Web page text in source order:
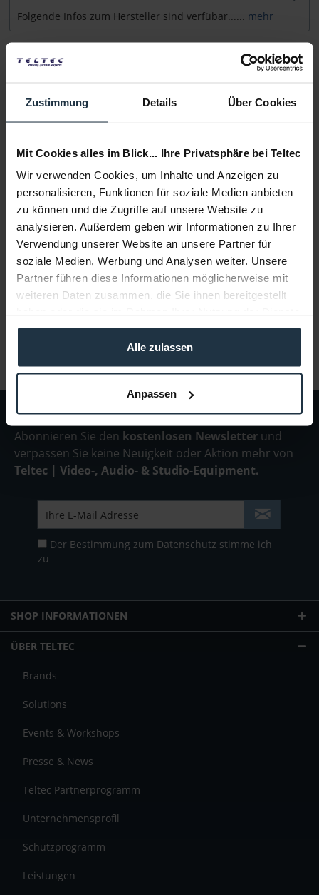
Zustimmung Details Über Cookies
Mit Cookies alles im Blick... Ihre Privatsphäre bei Teltec
Wir verwenden Cookies, um Inhalte und Anzeigen zu
personalisieren, Funktionen für soziale Medien anbieten
zu können und die Zugriffe auf unsere Website zu
analysieren. Außerdem geben wir Informationen zu Ihrer
Verwendung unserer Website an unsere Partner für
soziale Medien, Werbung und Analysen weiter. Unsere
Partner führen diese Informationen möglicherweise mit
weiteren Daten zusammen, die Sie ihnen bereitgestellt
gesammelt haben.
Alle zulassen
Anpassen
Folgende Infos zum Hersteller sind verfübar...... mehr
Weitere Artikel von Manfrotto ansehen
Manfrotto 077B
Autopole Klemmbereich: 1,0 bis 1,7 m, schwarz
Artikelnummer: 12289045
-34% € 100,00
Brutto: € 119,00
Abonnieren Sie den kostenlosen Newsletter und
verpassen Sie keine Neuigkeit oder Aktion mehr von
Teltec | Video-, Audio- & Studio-Equipment.
Der Bestimmung zum Datenschutz stimme ich
zu
SHOP INFORMATIONEN
ÜBER TELTEC
Brands
Solutions
Events & Workshops
Presse & News
Teltec Partnerprogramm
Unternehmensprofil
Schutzprogramm
Leistungen